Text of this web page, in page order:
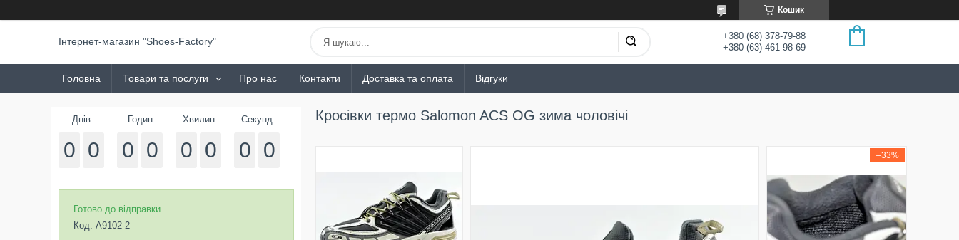
Кошик
Інтернет-магазин "Shoes-Factory"
+380 (68) 378-79-88
+380 (63) 461-98-69
Головна Товари та послуги Про нас Контакти Доставка та оплата Відгуки
Кросівки термо Salomon ACS OG зима чоловічі
–33%
Днів
0 0
Годин
0 0
Хвилин
0 0
Секунд
0 0
Готово до відправки
Код: A9102-2